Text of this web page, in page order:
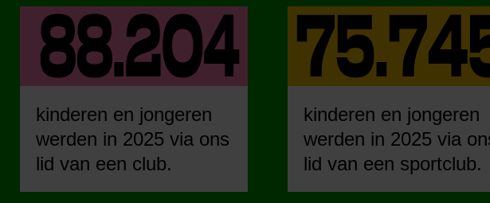
kinderen en jongeren
werden in 2025 via ons
lid van een club.
kinderen en jongeren
werden in 2025 via
lid van een sportclub.